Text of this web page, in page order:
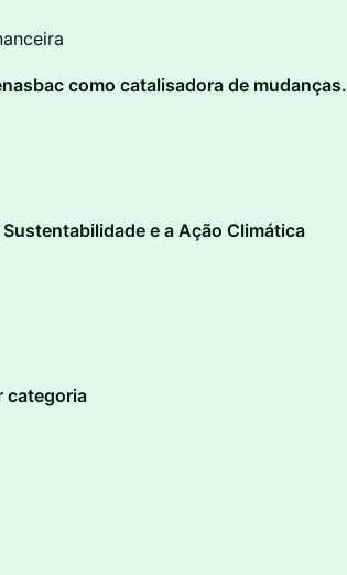
como catalisadora de mudanças.
e a Ação Climática
categoria